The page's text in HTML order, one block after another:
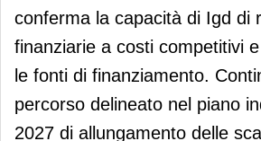
conferma la capacità di Igd di
finanziarie a costi competitivi
le fonti di finanziamento.
percorso delineato nel piano
2027 di allungamento delle